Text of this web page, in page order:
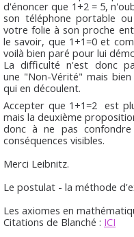
d'énoncer que 1+2 = 5,
son téléphone portable
votre folie à son proche
le savoir, que 1+1=0 et
voilà bien paré pour lui
La difficulté n'est donc
une "Non-Vérité" mais
qui en découlent.
Accepter que 1+1=2 est
mais la deuxième
donc à ne pas
conséquences visibles.
Merci Leibnitz.
Le postulat - la méthode
Les axiomes en
Citations de Blanché : ICI